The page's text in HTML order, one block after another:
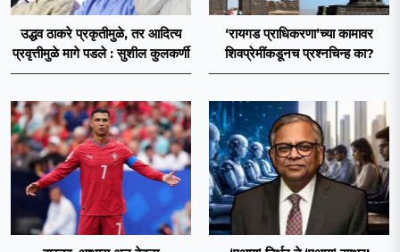
उद्धव ठाकरे प्रकृतीमुळे, तर आदित्य
प्रवृत्तीमुळे मागे पडले : सुशील कुलकर्णी
‘रायगड प्राधिकरणा’च्या कामावर
शिवप्रेमींकडूनच प्रश्नचिन्ह का?